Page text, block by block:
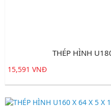
THÉP HÌNH
15,591 VNĐ